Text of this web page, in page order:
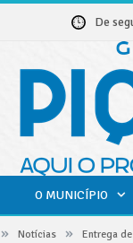
De
O MUNICÍPIO
» Notícias » Entrega